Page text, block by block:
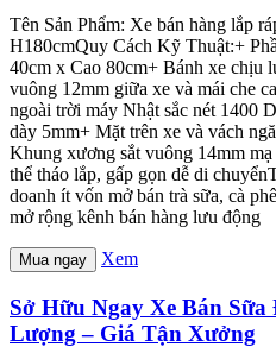
Tên Sản Phẩm: Xe bán hàng lắp
H180cmQuy Cách Kỹ Thuật:+
40cm x Cao 80cm+ Bánh xe chịu
vuông 12mm giữa xe và mái che
ngoài trời máy Nhật sắc nét 1400
dày 5mm+ Mặt trên xe và vách
Khung xương sắt vuông 14mm
thể tháo lắp, gấp gọn dễ di
doanh ít vốn mở bán trà sữa, cà
mở rộng kênh bán hàng lưu động
Mua ngay Xem
Sở Hữu Ngay Xe Bán
Lượng – Giá Tận Xưởng